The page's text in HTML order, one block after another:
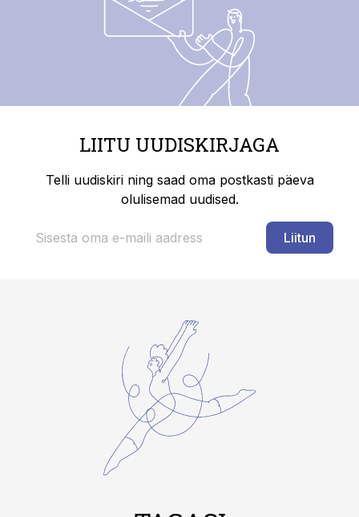
LIITU UUDISKIRJAGA
Telli uudiskiri ning saad oma postkasti päeva
olulisemad uudised.
Liitun